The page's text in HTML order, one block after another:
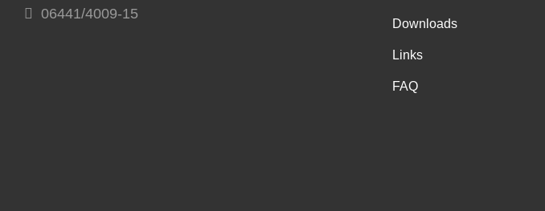
06441/4009-15
Downloads
Links
FAQ